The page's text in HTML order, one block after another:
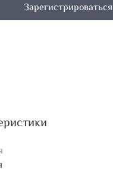
Зарегистрироваться